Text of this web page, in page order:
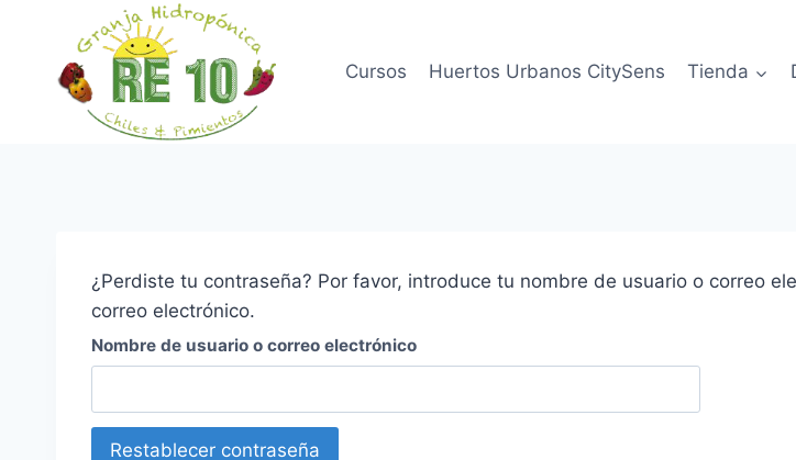
content
Cursos Huertos Urbanos CitySens Tienda
¿Perdiste tu contraseña? Por favor, introduce tu nombre de usuario o correo
correo electrónico.
Nombre de usuario o correo electrónico
Restablecer contraseña